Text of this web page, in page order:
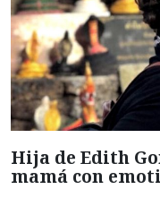
Hija de Edith
mamá con